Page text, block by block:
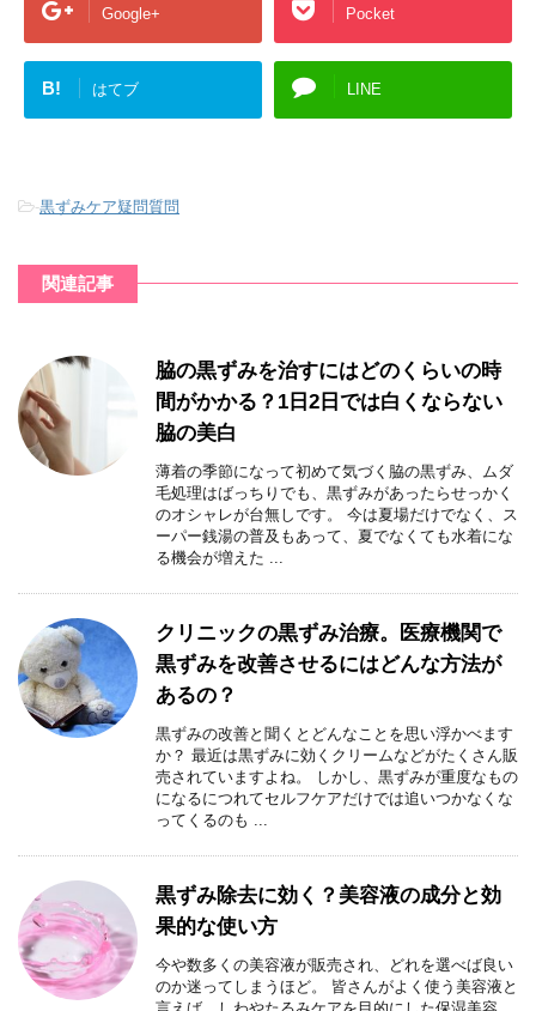
Google+ Pocket
B! はてブ LINE
-黒ずみケア疑問質問
関連記事
脇の黒ずみを治すにはどのくらいの時
間がかかる？1日2日では白くならない
脇の美白
薄着の季節になって初めて気づく脇の黒ずみ、ムダ
毛処理はばっちりでも、黒ずみがあったらせっかく
のオシャレが台無しです。 今は夏場だけでなく、ス
ーパー銭湯の普及もあって、夏でなくても水着にな
る機会が増えた ...
クリニックの黒ずみ治療。医療機関で
黒ずみを改善させるにはどんな方法が
あるの？
黒ずみの改善と聞くとどんなことを思い浮かべます
か？ 最近は黒ずみに効くクリームなどがたくさん販
売されていますよね。 しかし、黒ずみが重度なもの
になるにつれてセルフケアだけでは追いつかなくな
ってくるのも ...
黒ずみ除去に効く？美容液の成分と効
果的な使い方
今や数多くの美容液が販売され、どれを選べば良い
のか迷ってしまうほど。 皆さんがよく使う美容液と